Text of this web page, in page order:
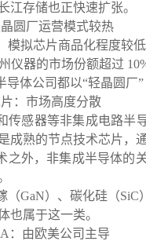
江存储也正快速扩张。
圆厂运营模式较热
模拟芯片商品化程度较
仪器的市场份额超过
导体公司都以“轻晶圆厂
：市场高度分散
传感器等非集成电路半
成熟的节点技术芯片，
之外，非集成半导体的
（GaN）、碳化硅（
也属于这一类。
：由欧美公司主导